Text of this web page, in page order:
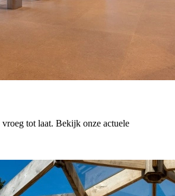
tot laat. Bekijk onze actuele